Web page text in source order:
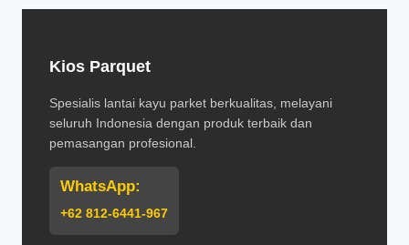
Kios Parquet
Spesialis lantai kayu parket berkualitas, melayani
seluruh Indonesia dengan produk terbaik dan
pemasangan profesional.
WhatsApp:
+62 812-6441-967